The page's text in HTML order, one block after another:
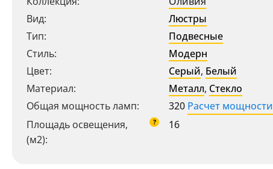
Вид:
Люстры
Тип:
Подвесные
Стиль:
Модерн
Цвет:
Серый, Белый
Материал:
Металл, Стекло
Общая мощность ламп:
320 Расчет мощности
Площадь освещения,
(м2):
? 16